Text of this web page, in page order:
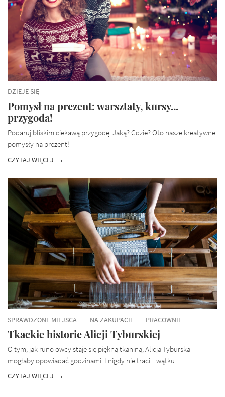
DZIEJE SIĘ
Pomysł na prezent: warsztaty, kursy...
przygoda!
Podaruj bliskim ciekawą przygodę. Jaką? Gdzie? Oto nasze kreatywne
pomysły na prezent!
CZYTAJ WIĘCEJ
SPRAWDZONE MIEJSCA NA ZAKUPACH PRACOWNIE
Tkackie historie Alicji Tyburskiej
O tym, jak runo owcy staje się piękną tkaniną, Alicja Tyburska
mogłaby opowiadać godzinami. I nigdy nie traci... wątku.
CZYTAJ WIĘCEJ